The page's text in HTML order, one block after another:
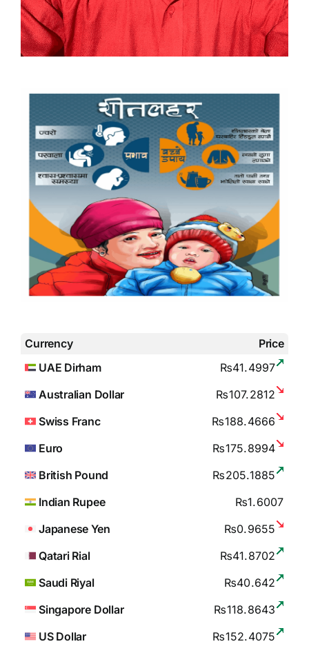
Currency
Price
UAE Dirham
₨41.4997
Australian Dollar
₨107.2812
Swiss Franc
₨188.4666
Euro
₨175.8994
British Pound
₨205.1885
Indian Rupee
₨1.6007
Japanese Yen
₨0.9655
Qatari Rial
₨41.8702
Saudi Riyal
₨40.642
Singapore Dollar
₨118.8643
US Dollar
₨152.4075